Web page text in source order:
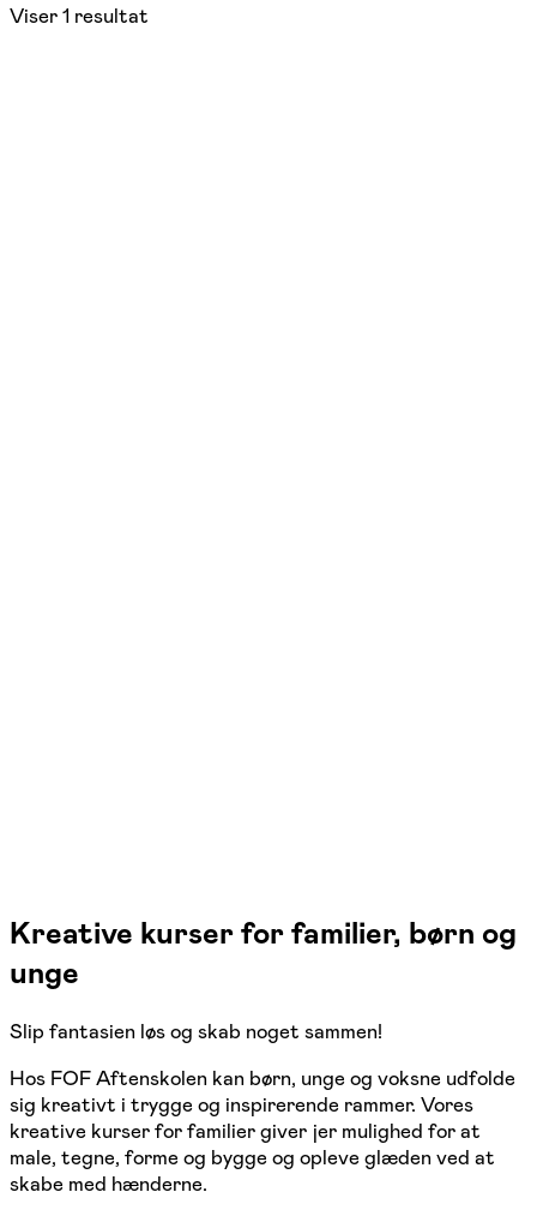
Viser1 resultat
Kreative kurser for familier, børn og
unge
Slip fantasien løs og skab noget sammen!
Hos FOF Aftenskolen kan børn, unge og voksne udfolde
sig kreativt i trygge og inspirerende rammer. Vores
kreative kurser for familier giver jer mulighed for at
male, tegne, forme og bygge og opleve glæden ved at
skabe med hænderne.